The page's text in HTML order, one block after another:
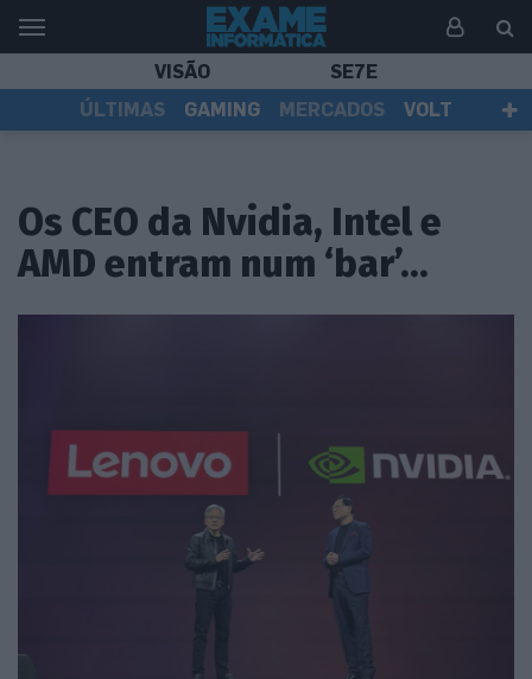
VISÃO
SE7E
ÚLTIMAS
GAMING MERCADOS
VOLT
Os CEO da Nvidia, Intel e
AMD entram num ‘bar’…